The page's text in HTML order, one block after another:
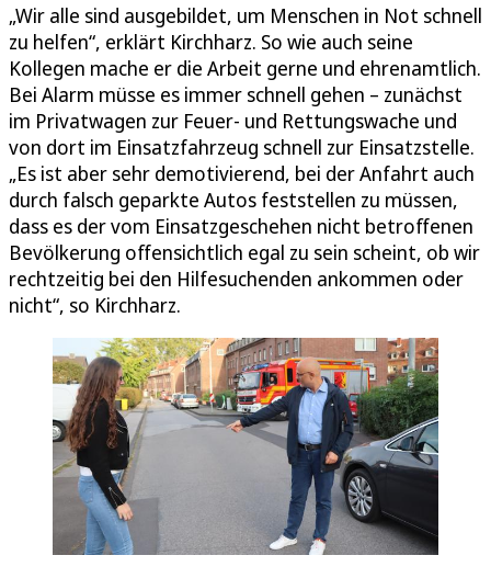
„Wir alle sind ausgebildet, um Menschen in Not schnell
zu helfen“, erklärt Kirchharz. So wie auch seine
Kollegen mache er die Arbeit gerne und ehrenamtlich.
Bei Alarm müsse es immer schnell gehen – zunächst
im Privatwagen zur Feuer- und Rettungswache und
von dort im Einsatzfahrzeug schnell zur Einsatzstelle.
„Es ist aber sehr demotivierend, bei der Anfahrt auch
durch falsch geparkte Autos feststellen zu müssen,
dass es der vom Einsatzgeschehen nicht betroffenen
Bevölkerung offensichtlich egal zu sein scheint, ob wir
rechtzeitig bei den Hilfesuchenden ankommen oder
nicht“, so Kirchharz.